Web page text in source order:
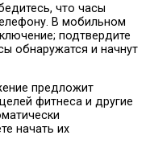
что часы
В мобильном
подтвердите
обнаружатся и начнут
предложит
фитнеса и другие
начать их